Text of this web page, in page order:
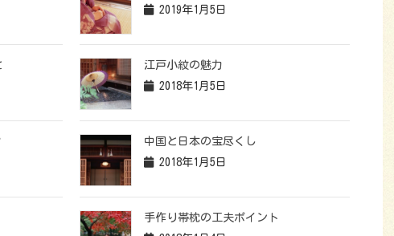
2019年1月5日
江戸小紋の魅力
2018年1月5日
中国と日本の宝尽くし
2018年1月5日
手作り帯枕の工夫ポイント